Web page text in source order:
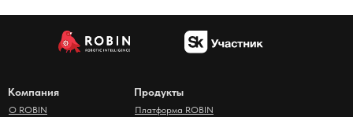
Компания
О ROBIN
Продукты
Платформа ROBIN